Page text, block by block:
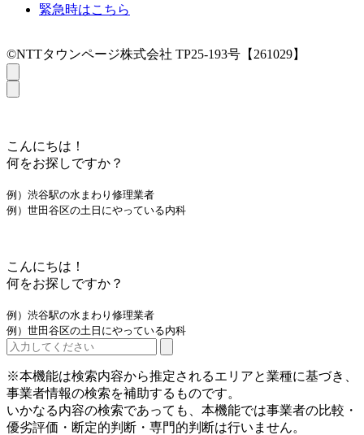
緊急時はこちら
©NTTタウンページ株式会社 TP25-193号【261029】
こんにちは！
何をお探しですか？
例）渋谷駅の水まわり修理業者
例）世田谷区の土日にやっている内科
こんにちは！
何をお探しですか？
例）渋谷駅の水まわり修理業者
例）世田谷区の土日にやっている内科
※本機能は検索内容から推定されるエリアと業種に基づき、
事業者情報の検索を補助するものです。
いかなる内容の検索であっても、本機能では事業者の比較・
優劣評価・断定的判断・専門的判断は行いません。